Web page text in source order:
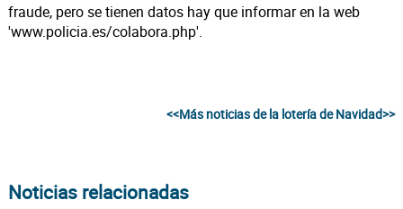
fraude, pero se tienen datos hay que informar en la web
'www.policia.es/colabora.php'.
<<Más noticias de la lotería de Navidad>>
Noticias relacionadas